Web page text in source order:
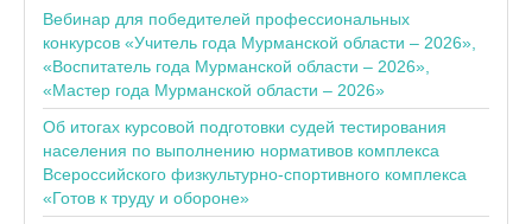
Вебинар для победителей профессиональных
конкурсов «Учитель года Мурманской области – 2026»,
«Воспитатель года Мурманской области – 2026»,
«Мастер года Мурманской области – 2026»
Об итогах курсовой подготовки судей тестирования
населения по выполнению нормативов комплекса
Всероссийского физкультурно-спортивного комплекса
«Готов к труду и обороне»